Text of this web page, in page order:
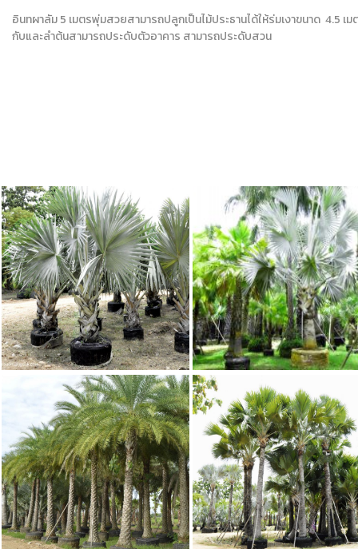
อินทผาลัม 5 เมตรพุ่มสวยสามารถปลูกเป็นไม้ประธานได้ให้ร่มเงาขนาด 4.5
กับและลำต้นสามารถประดับตัวอาคาร สามารถประดับสวน